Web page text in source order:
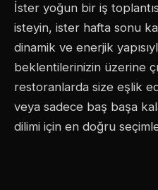
İster yoğun bir iş
isteyin, ister hafta sonu
dinamik ve enerjik
beklentilerinizin üzerine
restoranlarda size eşlik
veya sadece baş başa
dilimi için en doğru